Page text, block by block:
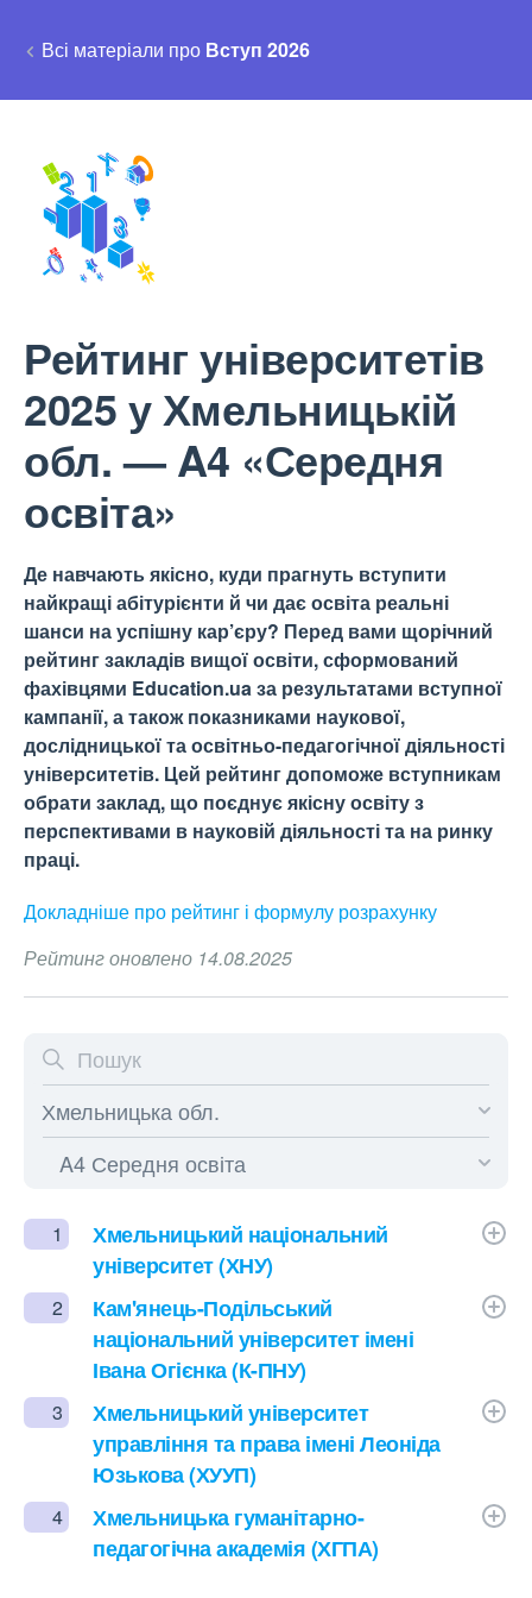
Всі матеріали про Вступ 2026
Рейтинг університетів
2025 у Хмельницькій
обл. — A4 «Середня
освіта»
Де навчають якісно, куди прагнуть вступити
найкращі абітурієнти й чи дає освіта реальні
шанси на успішну кар’єру? Перед вами щорічний
рейтинг закладів вищої освіти, сформований
фахівцями Education.ua за результатами вступної
кампанії, а також показниками наукової,
дослідницької та освітньо-педагогічної діяльності
університетів. Цей рейтинг допоможе вступникам
обрати заклад, що поєднує якісну освіту з
перспективами в науковій діяльності та на ринку
праці.
Докладніше про рейтинг і формулу розрахунку
Рейтинг оновлено 14.08.2025
1
Хмельницький національний
університет (ХНУ)
2
Кам'янець-Подільський
національний університет імені
Івана Огієнка (К-ПНУ)
3
Хмельницький університет
управління та права імені Леоніда
Юзькова (ХУУП)
4
Хмельницька гуманітарно-
педагогічна академія (ХГПА)